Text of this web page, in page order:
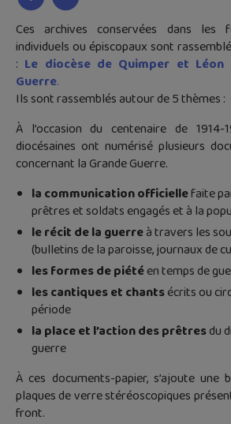
Ces archives conservées dans les
individuels ou épiscopaux sont
: Le diocèse de Quimper et Léon
Guerre.
Ils sont rassemblés autour de 5 thèmes :
À l’occasion du centenaire de 1914-
diocésaines ont numérisé plusieurs
concernant la Grande Guerre.
la communication officiellefaite
prêtres et soldats engagés et à la
le récit de la guerreà travers les
(bulletins de la paroisse, journaux de
les formes de piétéen temps de
les cantiques et chantsécrits ou
période
la place et l’action des prêtresdu
guerre
À ces documents-papier, s’ajoute une
plaques de verre stéréoscopiques
front.